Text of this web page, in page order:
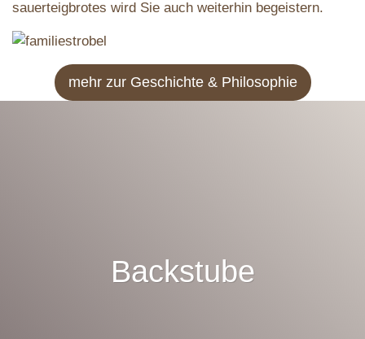
sauer­teig­brotes wird Sie auch weiterhin begeistern.
mehr zur Geschichte & Philosophie
Backstube